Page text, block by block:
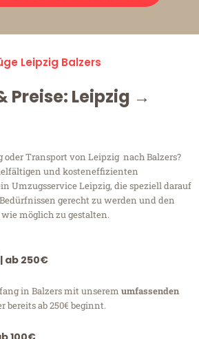
Leipzig Balzers
Preise: Leipzig →
oder Transport von Leipzig nach Balzers?
und kosteneffizienten
Umzugsservice Leipzig, die speziell darauf
gerecht zu werden und den
wie möglich zu gestalten.
| ab 250€
in Balzers mit unserem umfassenden
bereits ab 250€ beginnt.